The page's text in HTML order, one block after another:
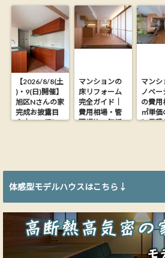
【2026/8/8(土
)・9(日)開催】
旭区Nさんの家
完成お披露目
会｜26.9坪に
マンションの
床リフォーム
完全ガイド｜
費用相場・管
理規約・無垢
マンシ
ノベー
の費用
㎡単価
と見積
体感型モデルハウスはこちら↓